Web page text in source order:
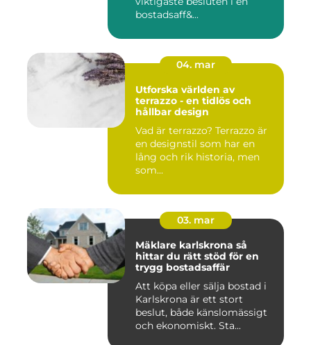
bostadsaff&...
04. mar
Utforska världen av
terrazzo - en tidlös och
hållbar design
Vad är terrazzo? Terrazzo är
en designstil som har en
lång och rik historia, men
som...
03. mar
Mäklare karlskrona så
hittar du rätt stöd för en
trygg bostadsaffär
Att köpa eller sälja bostad i
Karlskrona är ett stort
beslut, både känslomässigt
och ekonomiskt. Sta...